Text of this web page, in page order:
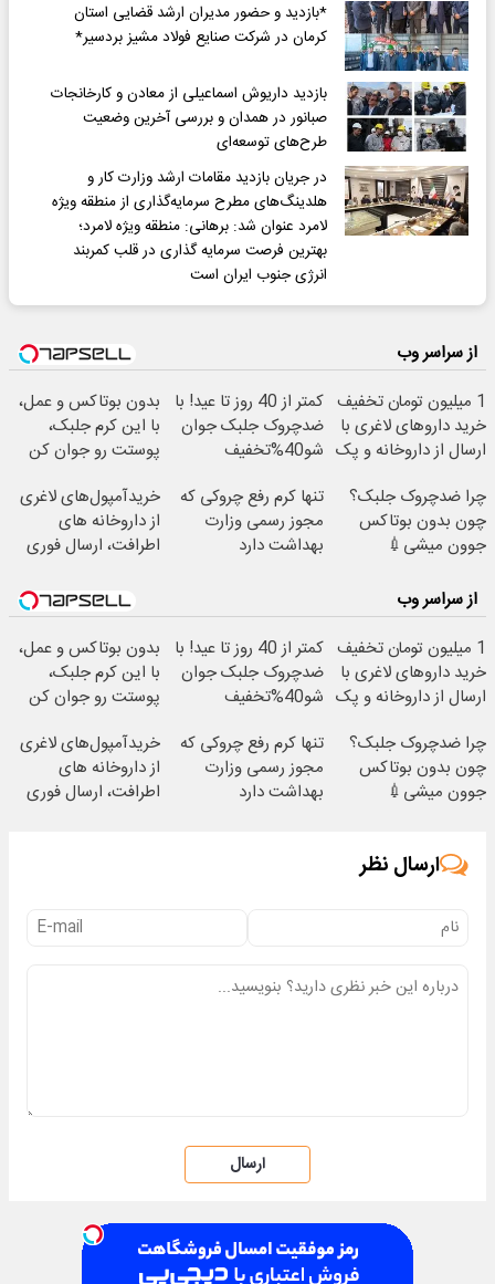
*بازدید و حضور مدیران ارشد قضایی استان
کرمان در شرکت صنایع فولاد مشیز بردسیر*
بازدید داریوش اسماعیلی از معادن و کارخانجات
صبانور در همدان و بررسی آخرین وضعیت
طرح‌های توسعه‌ای
در جریان بازدید مقامات ارشد وزارت کار و
هلدینگ‌های مطرح سرمایه‌گذاری از منطقه ویژه
لامرد عنوان شد: برهانی: منطقه ویژه لامرد؛
بهترین فرصت سرمایه گذاری در قلب کمربند
انرژی جنوب ایران است
از سراسر وب
1 میلیون تومان تخفیف
خرید داروهای لاغری با
ارسال از داروخانه و پک
کمتر از 40 روز تا عید! با
ضدچروک جلبک جوان
شو40%تخفیف
بدون بوتاکس و عمل،
با این کرم جلبک،
پوستت رو جوان کن
چرا ضدچروک جلبک؟
چون بدون بوتاکس
جوون میشی💉
تنها کرم رفع چروکی که
مجوز رسمی وزارت
بهداشت دارد
خریدآمپول‌های لاغری
از داروخانه های
اطرافت، ارسال فوری
از سراسر وب
1 میلیون تومان تخفیف
خرید داروهای لاغری با
ارسال از داروخانه و پک
کمتر از 40 روز تا عید! با
ضدچروک جلبک جوان
شو40%تخفیف
بدون بوتاکس و عمل،
با این کرم جلبک،
پوستت رو جوان کن
چرا ضدچروک جلبک؟
چون بدون بوتاکس
جوون میشی💉
تنها کرم رفع چروکی که
مجوز رسمی وزارت
بهداشت دارد
خریدآمپول‌های لاغری
از داروخانه های
اطرافت، ارسال فوری
ارسال نظر
ارسال